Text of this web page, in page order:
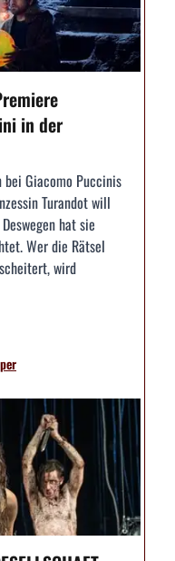
in der
bei Giacomo Puccinis
Turandot will
hat sie
Wer die Rätsel
wird